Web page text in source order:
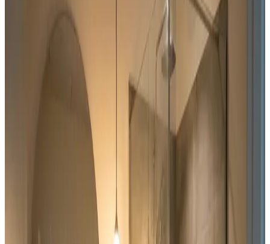
Fugt i boligen i Frederikshavn er ikke noget, du skal leve
med. Vi spore kilden til kondens og skimmelsvamp og
monterer en ventilationsløsning, der holder
luftfugtigheden under kontrol året rundt.